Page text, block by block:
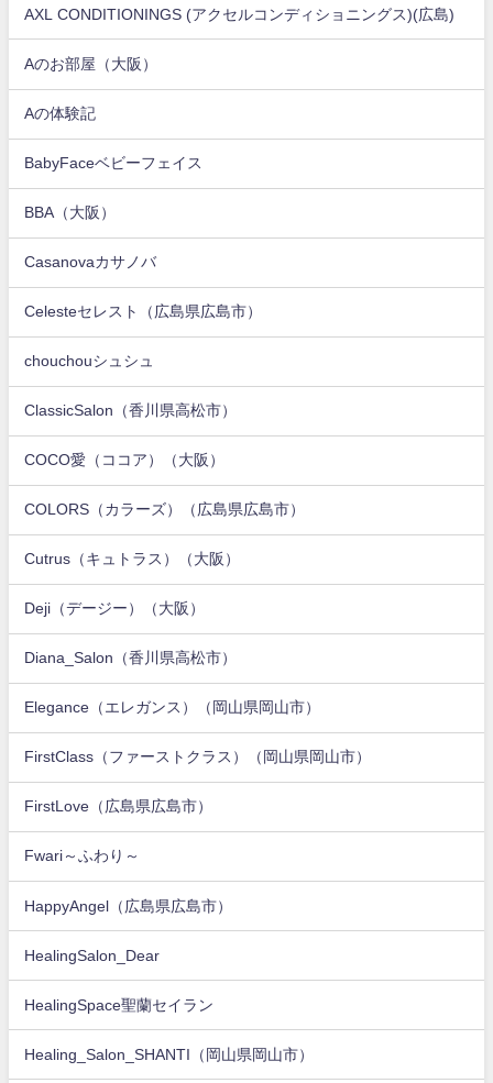
AXL CONDITIONINGS (アクセルコンディショニングス)(広島)
Aのお部屋（大阪）
Aの体験記
BabyFaceベビーフェイス
BBA（大阪）
Casanovaカサノバ
Celesteセレスト（広島県広島市）
chouchouシュシュ
ClassicSalon（香川県高松市）
COCO愛（ココア）（大阪）
COLORS（カラーズ）（広島県広島市）
Cutrus（キュトラス）（大阪）
Deji（デージー）（大阪）
Diana_Salon（香川県高松市）
Elegance（エレガンス）（岡山県岡山市）
FirstClass（ファーストクラス）（岡山県岡山市）
FirstLove（広島県広島市）
Fwari～ふわり～
HappyAngel（広島県広島市）
HealingSalon_Dear
HealingSpace聖蘭セイラン
Healing_Salon_SHANTI（岡山県岡山市）